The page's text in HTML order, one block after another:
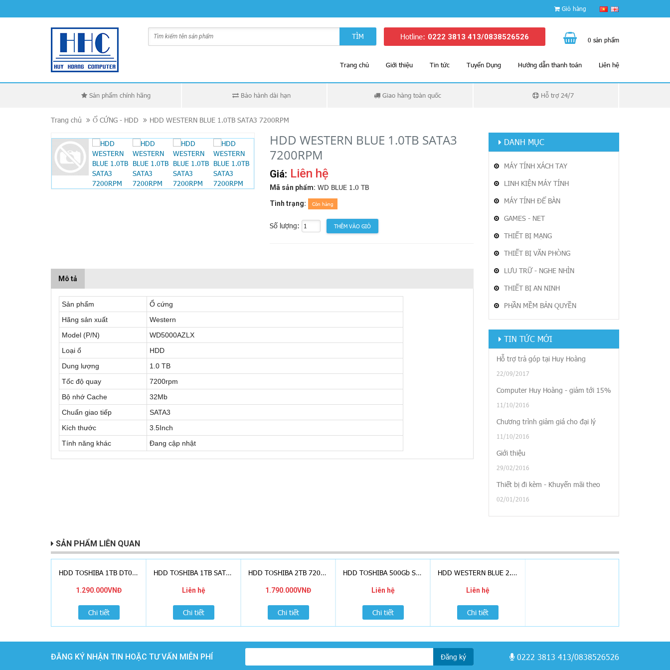
Giỏ hàng
TÌM Hotline: 0222 3813 413/0838526526 0 sản phẩm
Trang chủ Giới thiệu Tin tức Tuyển Dụng Hướng dẫn thanh toán Liên hệ
Sản phẩm chính hãng Bảo hành dài hạn Giao hàng toàn quốc Hỗ trợ 24/7
Trang chủ Ổ CỨNG - HDD HDD WESTERN BLUE 1.0TB SATA3 7200RPM
HDD WESTERN BLUE 1.0TB SATA3
7200RPM
Giá: Liên hệ
Mã sản phẩm: WD BLUE 1.0 TB
Tình trạng: Còn hàng
Số lượng:
Mô tả
Sản phẩm
Ổ cứng
Hãng sản xuất
Western
Model (P/N)
WD5000AZLX
Loại ổ
HDD
Dung lượng
1.0 TB
Tốc độ quay
7200rpm
Bộ nhớ Cache
32Mb
Chuẩn giao tiếp
SATA3
Kích thước
3.5Inch
Tính năng khác
Đang cập nhật
DANH MỤC
MÁY TÍNH XÁCH TAY
LINH KIỆN MÁY TÍNH
MÁY TÍNH ĐỂ BÀN
GAMES - NET
THIẾT BỊ MẠNG
THIẾT BỊ VĂN PHÒNG
LƯU TRỮ - NGHE NHÌN
THIẾT BỊ AN NINH
PHẦN MỀM BẢN QUYỀN
TIN TỨC MỚI
Hỗ trợ trả góp tại Huy Hoàng
22/09/2017
Computer Huy Hoàng - giảm tới 15%
11/10/2016
Chương trình giảm giá cho đại lý
11/10/2016
Giới thiệu
29/02/2016
Thiết bị đi kèm - Khuyến mãi theo
02/01/2016
SẢN PHẨM LIÊN QUAN
HDD TOSHIBA 1TB DT01ABA100V, AV
1.290.000VNĐ
Chi tiết
HDD TOSHIBA 1TB SATA3 7200RPM
Liên hệ
Chi tiết
HDD TOSHIBA 2TB 7200RPM
1.790.000VNĐ
Chi tiết
HDD TOSHIBA 500Gb SATA3 7200RPM
Liên hệ
Chi tiết
HDD WESTERN BLUE 2.0TB SATA3 5400RPM
Liên hệ
Chi tiết
ĐĂNG KÝ NHẬN TIN HOẶC TƯ VẤN MIỄN PHÍ Đăng ký 0222 3813 413/0838526526